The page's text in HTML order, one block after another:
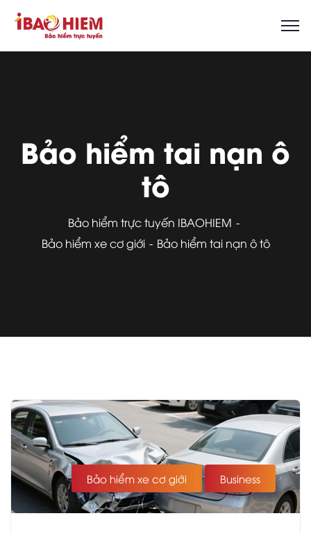
Bảo hiểm tai nạn ô
tô
Bảo hiểm trực tuyến IBAOHIEM
Bảo hiểm xe cơ giới
Bảo hiểm tai nạn ô tô
Bảo hiểm xe cơ giới Business